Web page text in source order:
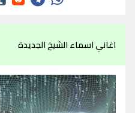
اغاني اسماء الشيخ الجديدة